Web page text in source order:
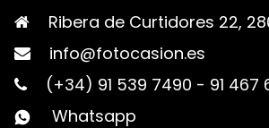
Ribera de Curtidores 22,
info@fotocasion.es
(+34) 91 539 7490 - 91 467
Whatsapp